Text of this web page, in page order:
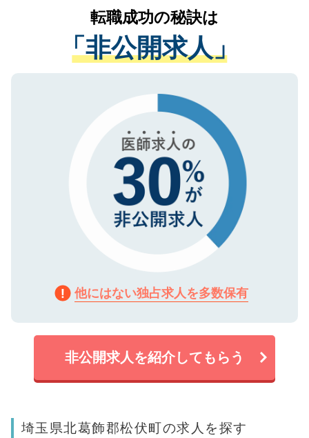
は、個人情報の取り扱いについての厳密な
管理基準を満たした事業者のみに付与され
る、プライバシーマークを取得済みです。
ご登録いただいた個人情報は、SSL（デー
で、機密保持に関してもご安心ください。
かがいして、現在の医療機関の状況や紹介
経験をまじえながら、適切なアドバイスを
させていただきます。すぐにご転職をされ
ない方には、長期的なサポートが可能です
ので、まずはご登録ください。
転職成功の秘訣は
「非公開求人」
他にはない独占求人を多数保有
非公開求人を紹介してもらう
埼玉県北葛飾郡松伏町の求人を探す